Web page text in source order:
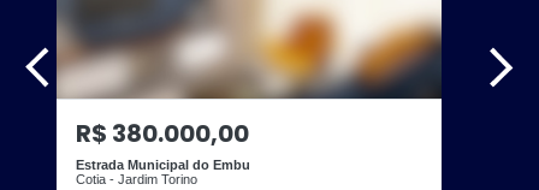
R$ 380.000,00
Estrada Municipal do Embu
Cotia - Jardim Torino